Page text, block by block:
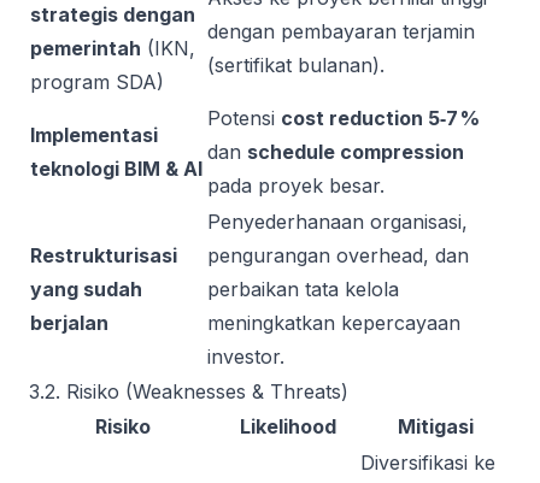
strategis dengan
pemerintah (IKN,
program SDA)
dengan pembayaran terjamin
(sertifikat bulanan).
Implementasi
teknologi BIM & AI
Potensi cost reduction 5‑7 %
dan schedule compression
pada proyek besar.
Restrukturisasi
yang sudah
berjalan
Penyederhanaan organisasi,
pengurangan overhead, dan
perbaikan tata kelola
meningkatkan kepercayaan
investor.
3.2. Risiko (Weaknesses & Threats)
Risiko
Likelihood Mitigasi
Diversifikasi ke